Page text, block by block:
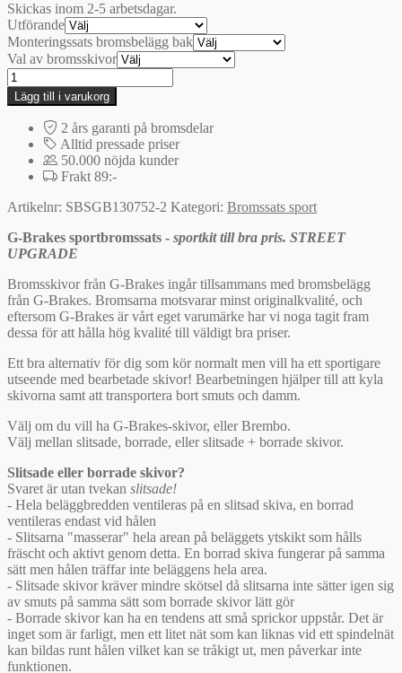
Skickas inom 2-5 arbetsdagar.
Utförande
Monteringssats bromsbelägg bak
Val av bromsskivor
Bak
|
G-
BRAKES
Sportbromssats
mängd
Lägg till i varukorg
2 års garanti på bromsdelar
Alltid pressade priser
50.000 nöjda kunder
Frakt 89:-
Artikelnr: SBSGB130752-2 Kategori: Bromssats sport
G-Brakes sportbromssats - sportkit till bra pris. STREET
UPGRADE
Bromsskivor från G-Brakes ingår tillsammans med bromsbelägg
från G-Brakes. Bromsarna motsvarar minst originalkvalité, och
eftersom G-Brakes är vårt eget varumärke har vi noga tagit fram
dessa för att hålla hög kvalité till väldigt bra priser.
Ett bra alternativ för dig som kör normalt men vill ha ett sportigare
utseende med bearbetade skivor! Bearbetningen hjälper till att kyla
skivorna samt att transportera bort smuts och damm.
Välj om du vill ha G-Brakes-skivor, eller Brembo.
Välj mellan slitsade, borrade, eller slitsade + borrade skivor.
Slitsade eller borrade skivor?
Svaret är utan tvekan slitsade!
- Hela beläggbredden ventileras på en slitsad skiva, en borrad
ventileras endast vid hålen
- Slitsarna "masserar" hela arean på beläggets ytskikt som hålls
fräscht och aktivt genom detta. En borrad skiva fungerar på samma
sätt men hålen träffar inte beläggens hela area.
- Slitsade skivor kräver mindre skötsel då slitsarna inte sätter igen sig
av smuts på samma sätt som borrade skivor lätt gör
- Borrade skivor kan ha en tendens att små sprickor uppstår. Det är
inget som är farligt, men ett litet nät som kan liknas vid ett spindelnät
kan bildas runt hålen vilket kan se tråkigt ut, men påverkar inte
funktionen.